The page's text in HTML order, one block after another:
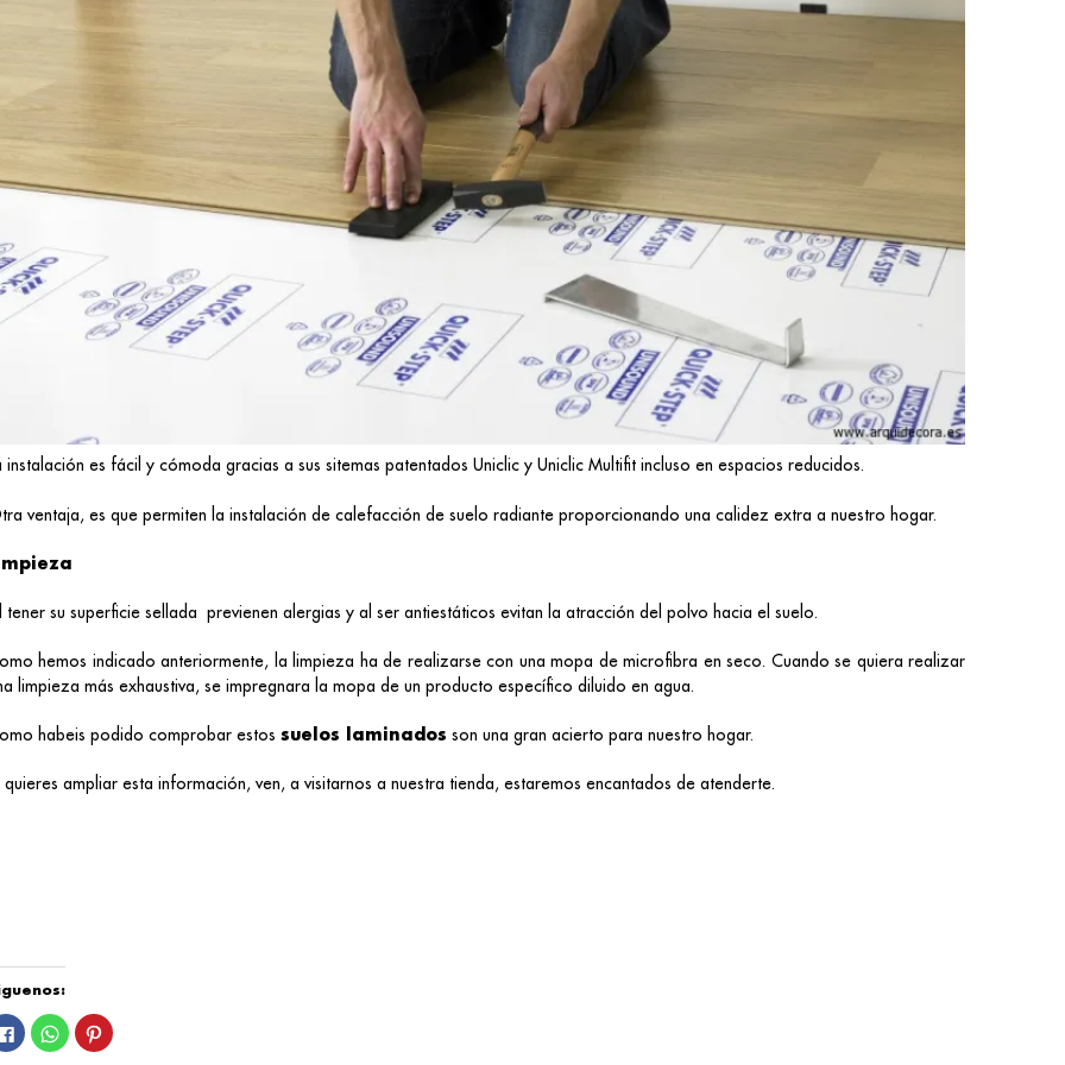
instalación es fácil y cómoda gracias a sus sitemas patentados Uniclic y Uniclic Multifit incluso en espacios reducidos.
ventaja, es que permiten la instalación de calefacción de suelo radiante proporcionando una calidez extra a nuestro hogar.
tener su superficie sellada previenen alergias y al ser antiestáticos evitan la atracción del polvo hacia el suelo.
hemos indicado anteriormente, la limpieza ha de realizarse con una mopa de microfibra en seco. Cuando se quiera realizar
limpieza más exhaustiva, se impregnara la mopa de un producto específico diluido en agua.
habeis podido comprobar estos suelos laminados son una gran acierto para nuestro hogar.
quieres ampliar esta información, ven, a visitarnos a nuestra tienda, estaremos encantados de atenderte.
Haz
clic
para
Haz
clic
para
Haz
clic